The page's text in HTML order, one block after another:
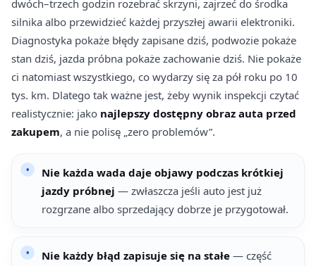
dwóch–trzech godzin rozebrać skrzyni, zajrzeć do środka
silnika albo przewidzieć każdej przyszłej awarii elektroniki.
Diagnostyka pokaże błędy zapisane dziś, podwozie pokaże
stan dziś, jazda próbna pokaże zachowanie dziś. Nie pokaże
ci natomiast wszystkiego, co wydarzy się za pół roku po 10
tys. km. Dlatego tak ważne jest, żeby wynik inspekcji czytać
realistycznie: jako najlepszy dostępny obraz auta przed
zakupem, a nie polisę „zero problemów”.
Nie każda wada daje objawy podczas krótkiej
jazdy próbnej — zwłaszcza jeśli auto jest już
rozgrzane albo sprzedający dobrze je przygotował.
Nie każdy błąd zapisuje się na stałe — część